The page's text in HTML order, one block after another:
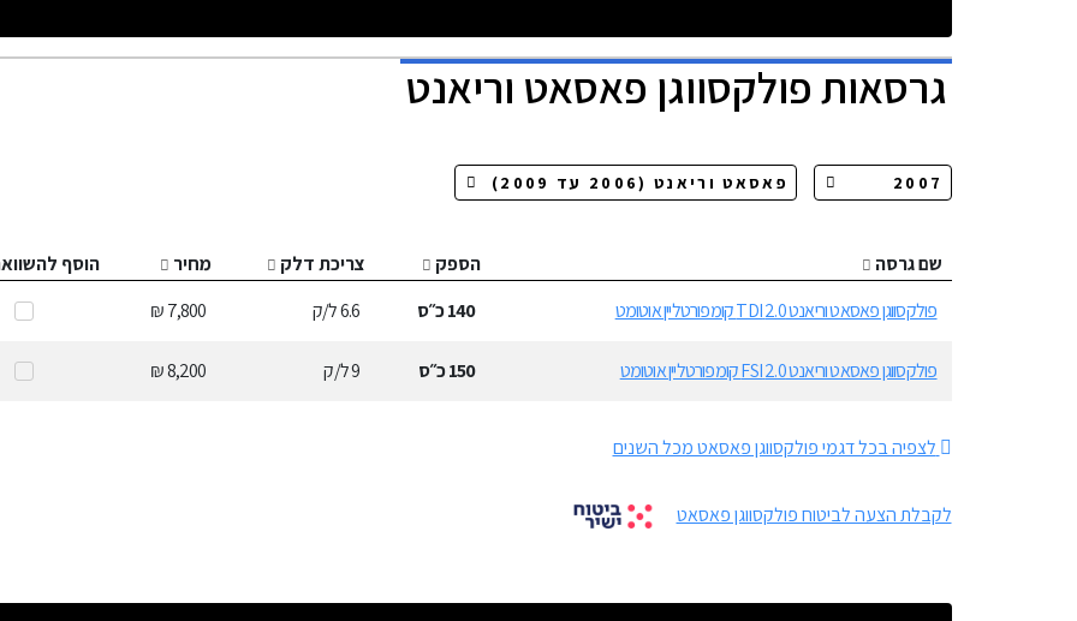
גרסאותפולקסווגן פאסאט וריאנט
שם גרסה הספק צריכת דלק מחיר
הוסף
פולקסווגן פאסאט וריאנט 2.0 TDI קומפורטליין אוטומט
140כ״ס 6.6ל/ק 7,800 ₪
פולקסווגן פאסאט וריאנט 2.0 FSI קומפורטליין אוטומט 150כ״ס 9ל/ק 8,200 ₪
לצפיה בכל דגמי פולקסווגן פאסאט מכל השנים
לקבלת הצעה לביטוח פולקסווגן פאסאט